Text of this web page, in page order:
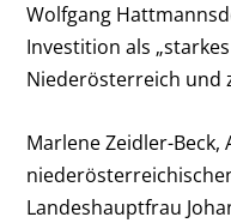
Wolfgang
Investition als
Niederösterreich und
Marlene Zeidler-
Landeshauptfrau